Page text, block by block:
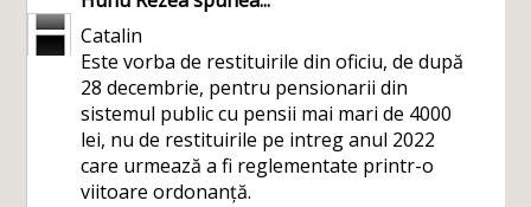
Catalin
Este vorba de restituirile din oficiu, de după
28 decembrie, pentru pensionarii din
sistemul public cu pensii mai mari de 4000
lei, nu de restituirile pe intreg anul 2022
care urmează a fi reglementate printr-o
viitoare ordonanță.